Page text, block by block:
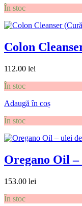
În stoc
Colon
112.00 lei
În stoc
Adaugă în coș
În stoc
Oregano Oil –
153.00 lei
În stoc